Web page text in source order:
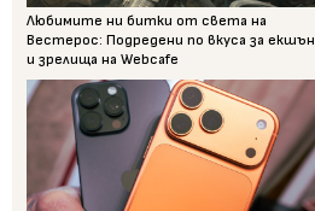
Любимите ни битки от света на
Вестерос: Подредени по вкуса за екшън
и зрелища на Webcafe